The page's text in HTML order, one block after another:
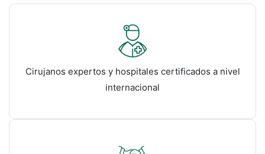
Cirujanos expertos y hospitales certificados a nivel
internacional